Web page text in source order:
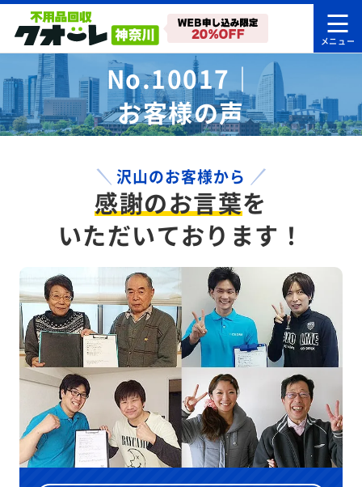
No.10017｜
お客様の声
沢山のお客様から
感謝のお言葉を
いただいております！